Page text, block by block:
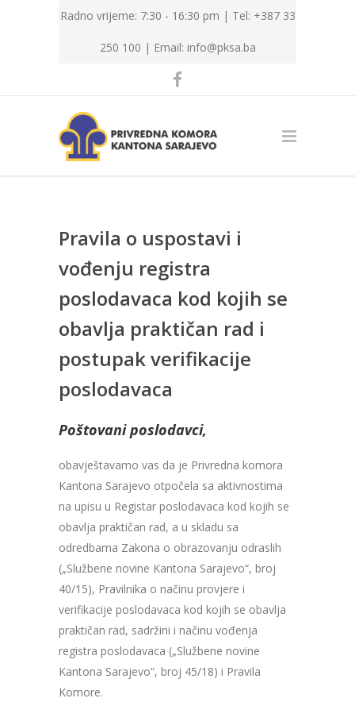
Radno vrijeme: 7:30 - 16:30 pm | Tel: +387 33
250 100 | Email: info@pksa.ba
Pravila o uspostavi i
vođenju registra
poslodavaca kod kojih se
obavlja praktičan rad i
postupak verifikacije
poslodavaca
Poštovani poslodavci,
obavještavamo vas da je Privredna komora
Kantona Sarajevo otpočela sa aktivnostima
na upisu u Registar poslodavaca kod kojih se
obavlja praktičan rad, a u skladu sa
odredbama Zakona o obrazovanju odraslih
(„Službene novine Kantona Sarajevo“, broj
40/15), Pravilnika o načinu provjere i
verifikacije poslodavaca kod kojih se obavlja
praktičan rad, sadržini i načinu vođenja
registra poslodavaca („Službene novine
Kantona Sarajevo“, broj 45/18) i Pravila
Komore.